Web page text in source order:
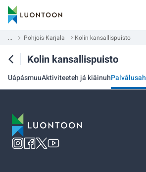
... Pohjois-Karjala Kolin kansallispuisto
Kolin kansallispuisto
UápásmuuAktiviteeteh já kiäinuhPalvâlusah